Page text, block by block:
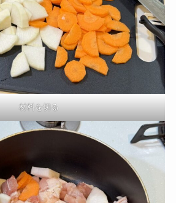
材料を切る